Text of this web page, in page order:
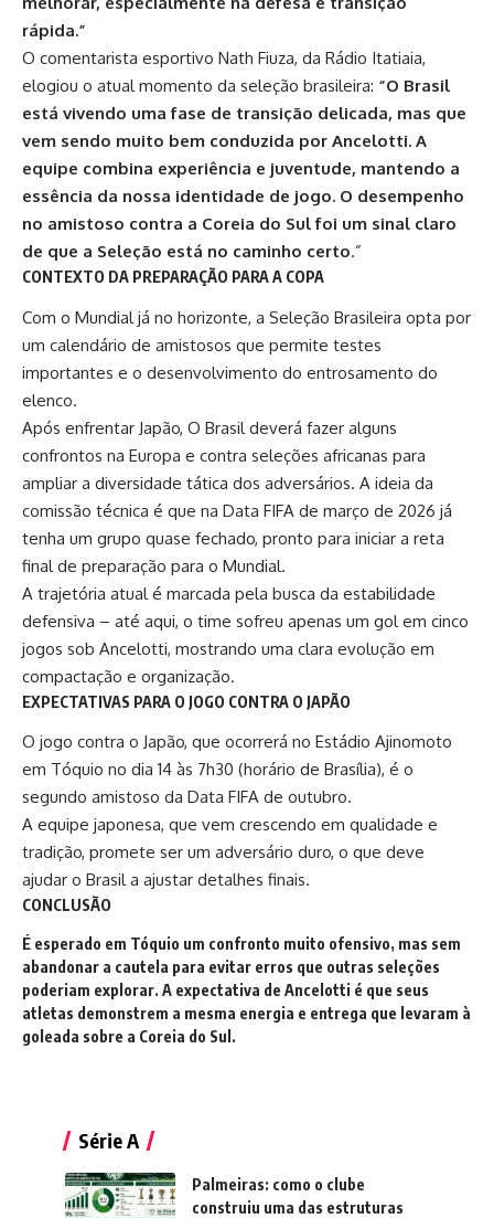
rápida.”
O comentarista esportivo Nath Fiuza, da Rádio Itatiaia,
elogiou o atual momento da seleção brasileira: “O Brasil
está vivendo uma fase de transição delicada, mas que
vem sendo muito bem conduzida por Ancelotti. A
equipe combina experiência e juventude, mantendo a
essência da nossa identidade de jogo. O desempenho
no amistoso contra a Coreia do Sul foi um sinal claro
de que a Seleção está no caminho certo.”
CONTEXTO DA PREPARAÇÃO PARA A COPA
Com o Mundial já no horizonte, a Seleção Brasileira opta por
um calendário de amistosos que permite testes
importantes e o desenvolvimento do entrosamento do
elenco.
Após enfrentar Japão, O Brasil deverá fazer alguns
confrontos na Europa e contra seleções africanas para
ampliar a diversidade tática dos adversários. A ideia da
comissão técnica é que na Data FIFA de março de 2026 já
tenha um grupo quase fechado, pronto para iniciar a reta
final de preparação para o Mundial.
A trajetória atual é marcada pela busca da estabilidade
defensiva – até aqui, o time sofreu apenas um gol em cinco
jogos sob Ancelotti, mostrando uma clara evolução em
compactação e organização.
EXPECTATIVAS PARA O JOGO CONTRA O JAPÃO
O jogo contra o Japão, que ocorrerá no Estádio Ajinomoto
em Tóquio no dia 14 às 7h30 (horário de Brasília), é o
segundo amistoso da Data FIFA de outubro.
A equipe japonesa, que vem crescendo em qualidade e
tradição, promete ser um adversário duro, o que deve
ajudar o Brasil a ajustar detalhes finais.
CONCLUSÃO
É esperado em Tóquio um confronto muito ofensivo, mas sem
abandonar a cautela para evitar erros que outras seleções
poderiam explorar. A expectativa de Ancelotti é que seus
atletas demonstrem a mesma energia e entrega que levaram à
goleada sobre a Coreia do Sul.
Série A
Palmeiras: como o clube
construiu uma das estruturas